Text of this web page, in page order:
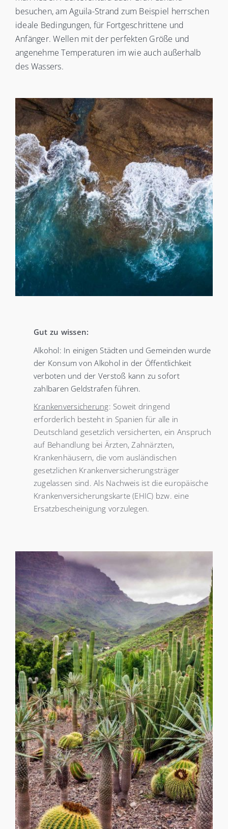
besuchen, am Aguila-Strand zum Beispiel herrschen
ideale Bedingungen, für Fortgeschrittene und
Anfänger. Wellen mit der perfekten Größe und
angenehme Temperaturen im wie auch außerhalb
des Wassers.
Gut zu wissen:
Alkohol: In einigen Städten und Gemeinden wurde
der Konsum von Alkohol in der Öffentlichkeit
verboten und der Verstoß kann zu sofort
zahlbaren Geldstrafen führen.
Krankenversicherung: Soweit dringend
erforderlich besteht in Spanien für alle in
Deutschland gesetzlich versicherten, ein Anspruch
auf Behandlung bei Ärzten, Zahnärzten,
Krankenhäusern, die vom ausländischen
gesetzlichen Krankenversicherungsträger
zugelassen sind. Als Nachweis ist die europäische
Krankenversicherungskarte (EHIC) bzw. eine
Ersatzbescheinigung vorzulegen.